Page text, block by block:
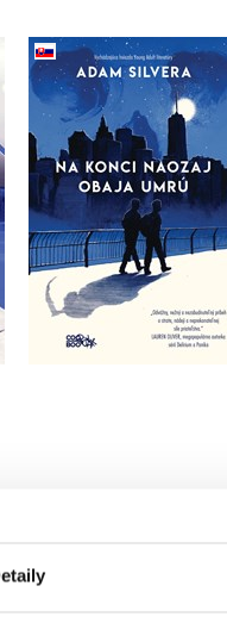
Na konci naozaj
umrú
Adam Silvera
Do košíka
14,02 €